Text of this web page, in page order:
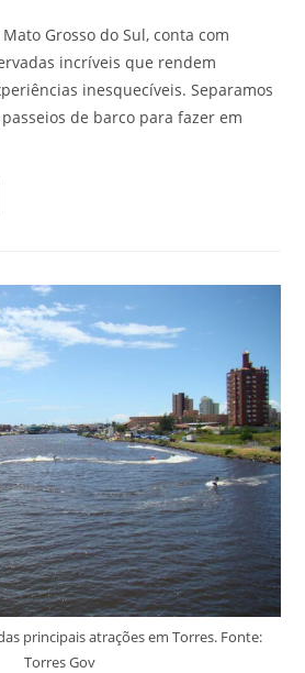
Grosso do Sul, conta com
incríveis que rendem
inesquecíveis. Separamos
de barco para fazer em
principais atrações em Torres. Fonte:
Torres Gov